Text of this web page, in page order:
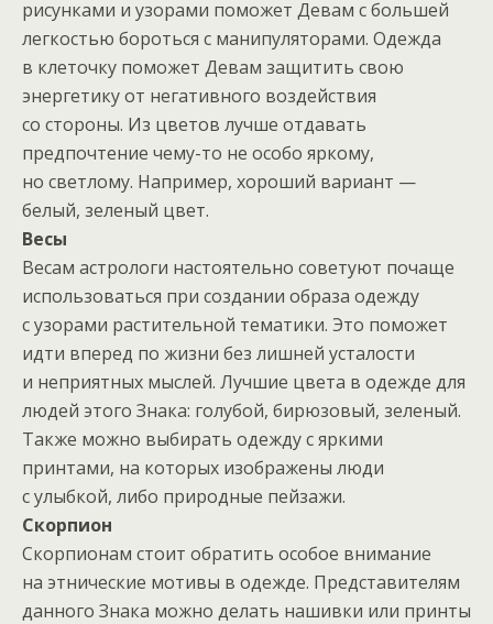
рисунками и узорами поможет Девам с большей
легкостью бороться с манипуляторами. Одежда
в клеточку поможет Девам защитить свою
энергетику от негативного воздействия
со стороны. Из цветов лучше отдавать
предпочтение чему-то не особо яркому,
но светлому. Например, хороший вариант —
белый, зеленый цвет.
Весы
Весам астрологи настоятельно советуют почаще
использоваться при создании образа одежду
с узорами растительной тематики. Это поможет
идти вперед по жизни без лишней усталости
и неприятных мыслей. Лучшие цвета в одежде для
людей этого Знака: голубой, бирюзовый, зеленый.
Также можно выбирать одежду с яркими
принтами, на которых изображены люди
с улыбкой, либо природные пейзажи.
Скорпион
Скорпионам стоит обратить особое внимание
на этнические мотивы в одежде. Представителям
данного Знака можно делать нашивки или принты